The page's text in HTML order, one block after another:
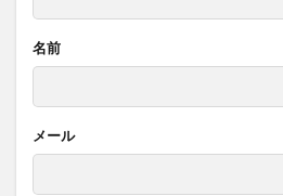
名前
メール